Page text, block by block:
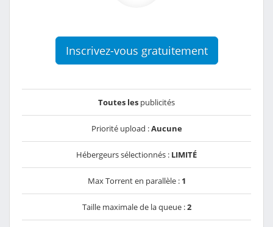
Inscrivez-vous gratuitement
Toutes les publicités
Priorité upload :Aucune
Hébergeurs sélectionnés : LIMITÉ
Max Torrent en parallèle : 1
Taille maximale de la queue :2